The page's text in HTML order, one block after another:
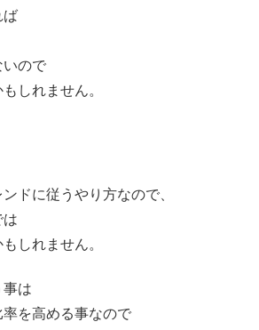
ば
いので
しれません。
ドに従うやり方なので、
は
しれません。
は
を高める事なので